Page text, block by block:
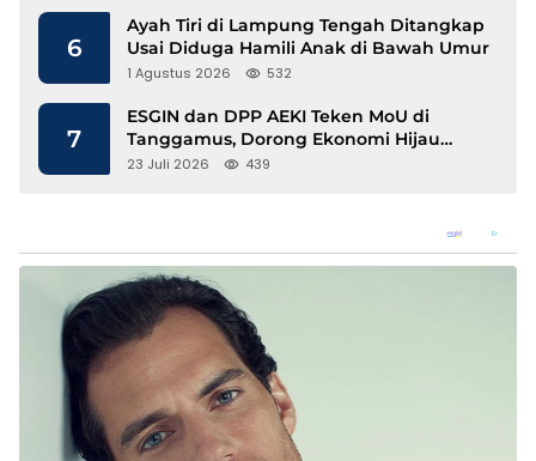
6
Ayah Tiri di Lampung Tengah Ditangkap
Usai Diduga Hamili Anak di Bawah Umur
1 Agustus 2026 532
7
ESGIN dan DPP AEKI Teken MoU di
Tanggamus, Dorong Ekonomi Hijau
Berbasis Kopi dan Perdagangan Karbon
23 Juli 2026 439